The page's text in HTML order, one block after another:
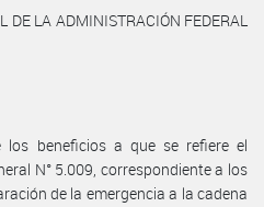
DE LA ADMINISTRACIÓN FEDERAL
los beneficios a que se refiere el
N° 5.009, correspondiente a los
de la emergencia a la cadena